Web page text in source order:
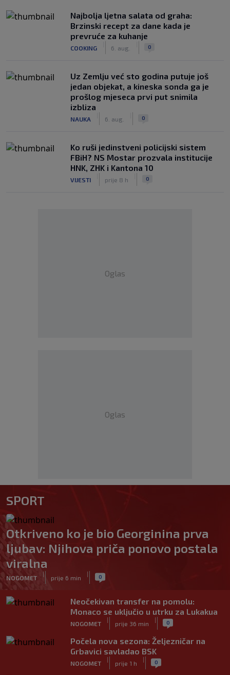
Najbolja ljetna salata od graha:
Brzinski recept za dane kada je
prevruće za kuhanje
COOKING 6. aug. 0
Uz Zemlju već sto godina putuje još
jedan objekat, a kineska sonda ga je
prošlog mjeseca prvi put snimila
izbliza
NAUKA 6. aug. 0
Ko ruši jedinstveni policijski sistem
FBiH? NS Mostar prozvala institucije
HNK, ZHK i Kantona 10
VIJESTI prije 8 h 0
Oglas
Oglas
SPORT
Otkriveno ko je bio Georginina prva
ljubav: Njihova priča ponovo postala
viralna
NOGOMET
|
prije 6 min
| 0
Neočekivan transfer na pomolu:
Monaco se uključio u utrku za Lukakua
NOGOMET
|
prije 36 min
| 0
Počela nova sezona: Željezničar na
Grbavici savladao BSK
NOGOMET
|
prije 1 h
| 0